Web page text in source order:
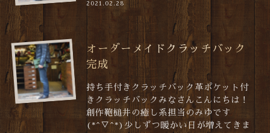
2021.02.28
オーダーメイドクラッチバック
完成
持ち手付きクラッチバック革ポケット付
きクラッチバックみなさんこんにちは！
創作鞄槌井の癒し系担当のみゆです
(*^▽^*)少しずつ暖かい日が増えてきま